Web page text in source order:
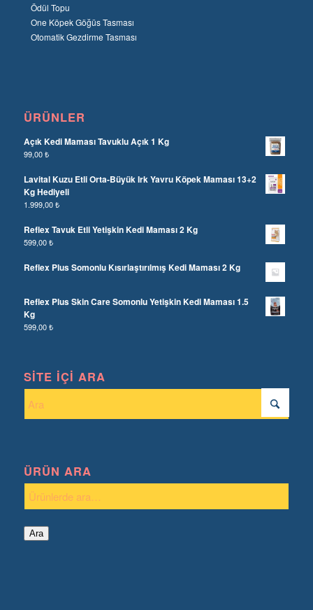
Ödül Topu
One Köpek Göğüs Tasması
Otomatik Gezdirme Tasması
ÜRÜNLER
Açık Kedi Maması Tavuklu Açık 1 Kg
99,00₺
Lavital Kuzu Etli Orta-Büyük Irk Yavru Köpek Maması 13+2
Kg Hediyeli
1.999,00₺
Reflex Tavuk Etli Yetişkin Kedi Maması 2 Kg
599,00₺
Reflex Plus Somonlu Kısırlaştırılmış Kedi Maması 2 Kg
Reflex Plus Skin Care Somonlu Yetişkin Kedi Maması 1.5
Kg
599,00₺
SITE İÇI ARA
ÜRÜN ARA
Ara